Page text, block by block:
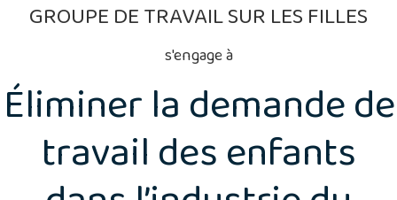
GROUPE DE TRAVAIL SUR LES FILLES
s'engage à
Éliminer la demande de
travail des enfants